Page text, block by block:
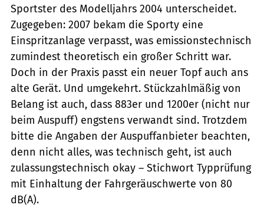
Sportster des Modelljahrs 2004 unterscheidet.
Zugegeben: 2007 bekam die Sporty eine
Einspritzanlage verpasst, was emissionstechnisch
zumindest theoretisch ein großer Schritt war.
Doch in der Praxis passt ein neuer Topf auch ans
alte Gerät. Und umgekehrt. Stückzahlmäßig von
Belang ist auch, dass 883er und 1200er (nicht nur
beim Auspuff) engstens verwandt sind. Trotzdem
bitte die Angaben der Auspuffanbieter beachten,
denn nicht alles, was technisch geht, ist auch
zulassungstechnisch okay – Stichwort Typprüfung
mit Einhaltung der Fahrgeräuschwerte von 80
dB(A).